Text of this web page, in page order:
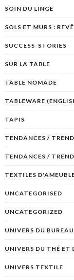
SOIN DU LINGE
SOLS ET MURS :
SUCCESS-STORIES
SUR LA TABLE
TABLE NOMADE
TABLEWARE
TAPIS
TENDANCES /
TENDANCES /
TEXTILES
UNCATEGORISED
UNCATEGORIZED
UNIVERS DU BUREAU
UNIVERS DU THÉ ET
UNIVERS TEXTILE